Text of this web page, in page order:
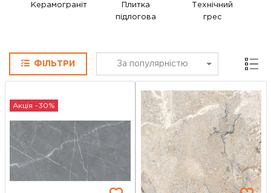
Керамограніт
Плитка
підлогова
Технічний
грес
ФІЛЬТРИ За популярністю Сітка
Акція -30%